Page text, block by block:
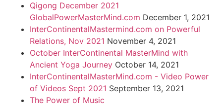
Qigong December 2021
GlobalPowerMasterMind.com December 1, 2021
InterContinentalMastermind.com on Powerful
Relations, Nov 2021 November 4, 2021
October InterContinental MasterMind with
Ancient Yoga Journey October 14, 2021
InterContinentalMasterMind.com - Video Power
of Videos Sept 2021 September 13, 2021
The Power of Music